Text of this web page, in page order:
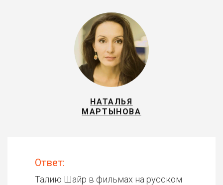
НАТАЛЬЯ
МАРТЫНОВА
Ответ:
Талию Шайр в фильмах на русском